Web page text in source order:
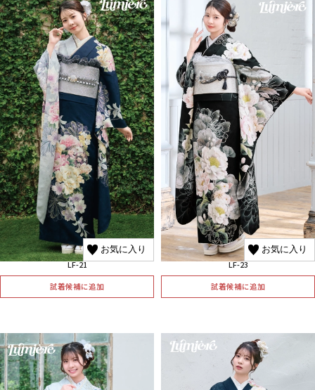
お気に入り
LF-21
試着候補に追加
お気に入り
LF-23
試着候補に追加